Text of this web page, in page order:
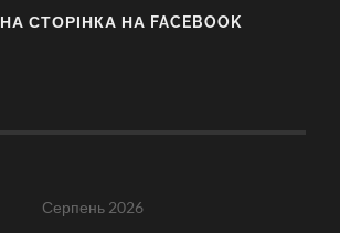
СТОРІНКА НА FACEBOOK
Серпень 2026